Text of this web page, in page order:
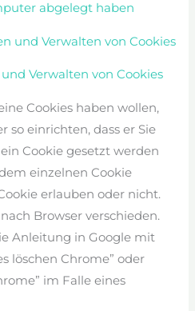
abgelegt haben
und Verwalten von Cookies
Verwalten von Cookies
Cookies haben wollen,
so einrichten, dass er Sie
Cookie gesetzt werden
einzelnen Cookie
erlauben oder nicht.
Browser verschieden.
Anleitung in Google mit
löschen Chrome” oder
im Falle eines